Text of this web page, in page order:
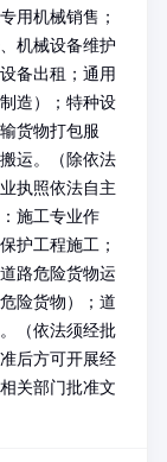
用机械销售；
机械设备维护
备出租；通用
造）；特种设
货物打包服
运。（除依法
执照依法自主
施工专业作
护工程施工；
路危险货物运
险货物）；道
（依法须经批
后方可开展经
关部门批准文